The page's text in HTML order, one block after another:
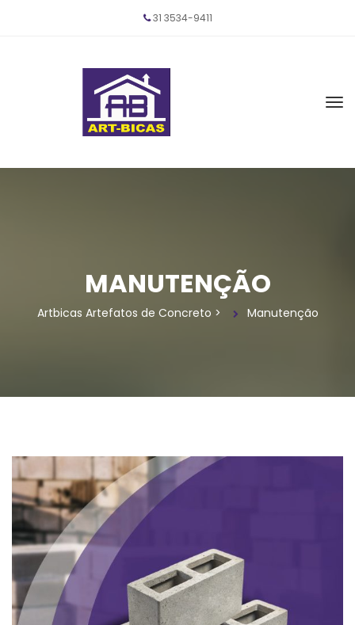
31 3534-9411
MANUTENÇÃO
Artbicas Artefatos de Concreto > Manutenção